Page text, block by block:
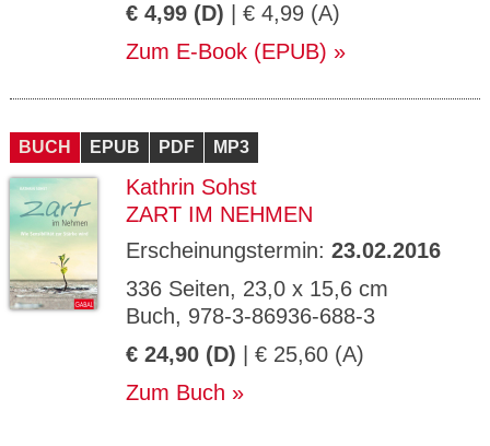
€ 4,99 (D) | € 4,99 (A)
Zum E-Book (EPUB)
BUCH EPUB PDF MP3
Kathrin Sohst
ZART IM NEHMEN
Erscheinungstermin: 23.02.2016
336 Seiten, 23,0 x 15,6 cm
Buch, 978-3-86936-688-3
€ 24,90 (D) | € 25,60 (A)
Zum Buch